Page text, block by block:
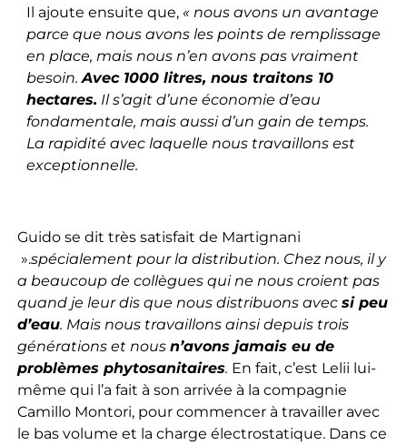
Il ajoute ensuite que, « nous avons un avantage
parce que nous avons les points de remplissage
en place, mais nous n’en avons pas vraiment
besoin.Avec 1000 litres, nous traitons 10
hectares. Il s’agit d’une économie d’eau
fondamentale, mais aussi d’un gain de temps.
La rapidité avec laquelle nous travaillons est
exceptionnelle.
Guido se dit très satisfait de Martignani
».spécialement pour la distribution. Chez nous, il y
a beaucoup de collègues qui ne nous croient pas
quand je leur dis que nous distribuons avec si peu
d’eau. Mais nous travaillons ainsi depuis trois
générations et nous n’avons jamais eu de
problèmes phytosanitaires. En fait, c’est Lelii lui-
même qui l’a fait à son arrivée à la compagnie
Camillo Montori, pour commencer à travailler avec
le bas volume et la charge électrostatique. Dans ce